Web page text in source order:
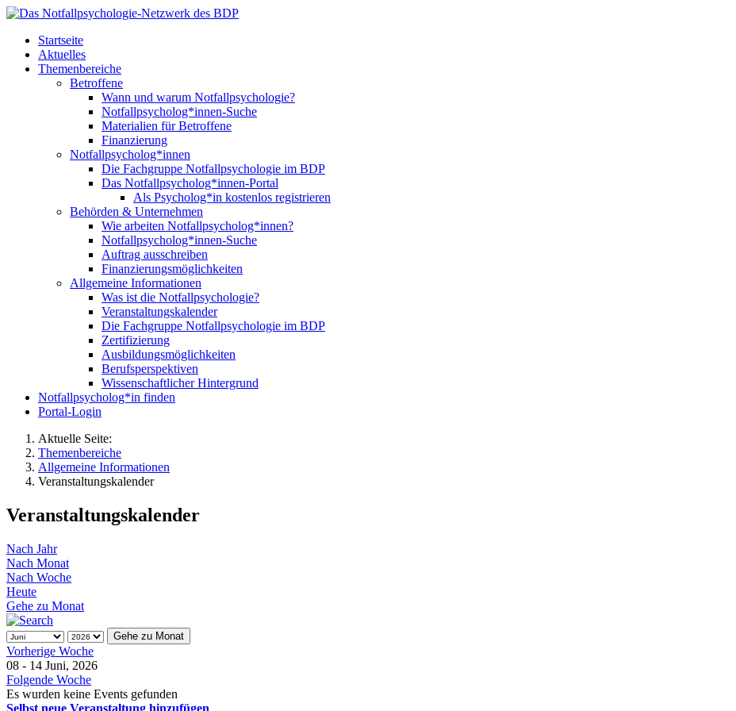
Startseite
Aktuelles
Themenbereiche
Betroffene
Wann und warum Notfallpsychologie?
Notfallpsycholog*innen-Suche
Materialien für Betroffene
Finanzierung
Notfallpsycholog*innen
Die Fachgruppe Notfallpsychologie im BDP
Das Notfallpsycholog*innen-Portal
Als Psycholog*in kostenlos registrieren
Behörden & Unternehmen
Wie arbeiten Notfallpsycholog*innen?
Notfallpsycholog*innen-Suche
Auftrag ausschreiben
Finanzierungsmöglichkeiten
Allgemeine Informationen
Was ist die Notfallpsychologie?
Veranstaltungskalender
Die Fachgruppe Notfallpsychologie im BDP
Zertifizierung
Ausbildungsmöglichkeiten
Berufsperspektiven
Wissenschaftlicher Hintergrund
Notfallpsycholog*in finden
Portal-Login
Aktuelle Seite:
Themenbereiche
Allgemeine Informationen
Veranstaltungskalender
Veranstaltungskalender
Nach Jahr
Nach Monat
Nach Woche
Heute
Gehe zu Monat
Gehe zu Monat
Vorherige Woche
08 - 14 Juni, 2026
Folgende Woche
Es wurden keine Events gefunden
Selbst neue Veranstaltung hinzufügen